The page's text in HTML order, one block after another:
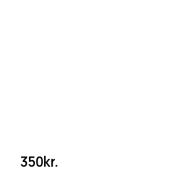
350kr.